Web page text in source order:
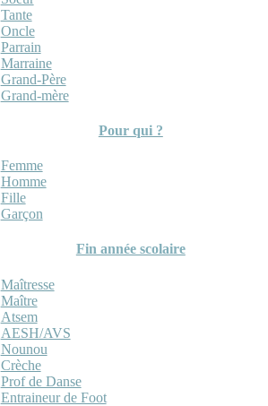
Tante
Oncle
Parrain
Marraine
Grand-Père
Grand-mère
Pour qui ?
Femme
Homme
Fille
Garçon
Fin année scolaire
Maîtresse
Maître
Atsem
AESH/AVS
Nounou
Crèche
Prof de Danse
Entraineur de Foot